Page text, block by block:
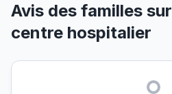
Avis des familles sur
centre hospitalier